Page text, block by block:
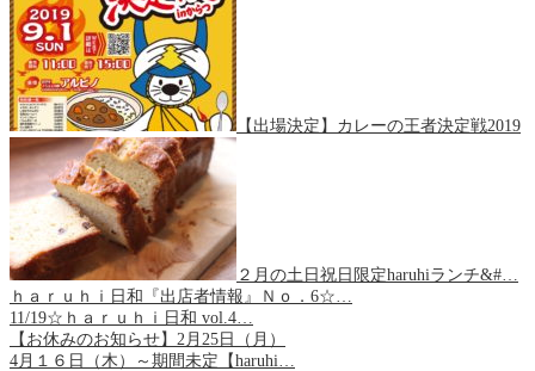
【出場決定】カレーの王者決定戦2019
２月の土日祝日限定haruhiランチ&#…
ｈａｒｕｈｉ日和『出店者情報』Ｎｏ．6☆…
11/19☆ｈａｒｕｈｉ日和 vol.4…
【お休みのお知らせ】2月25日（月）
4月１６日（木）～期間未定【haruhi…